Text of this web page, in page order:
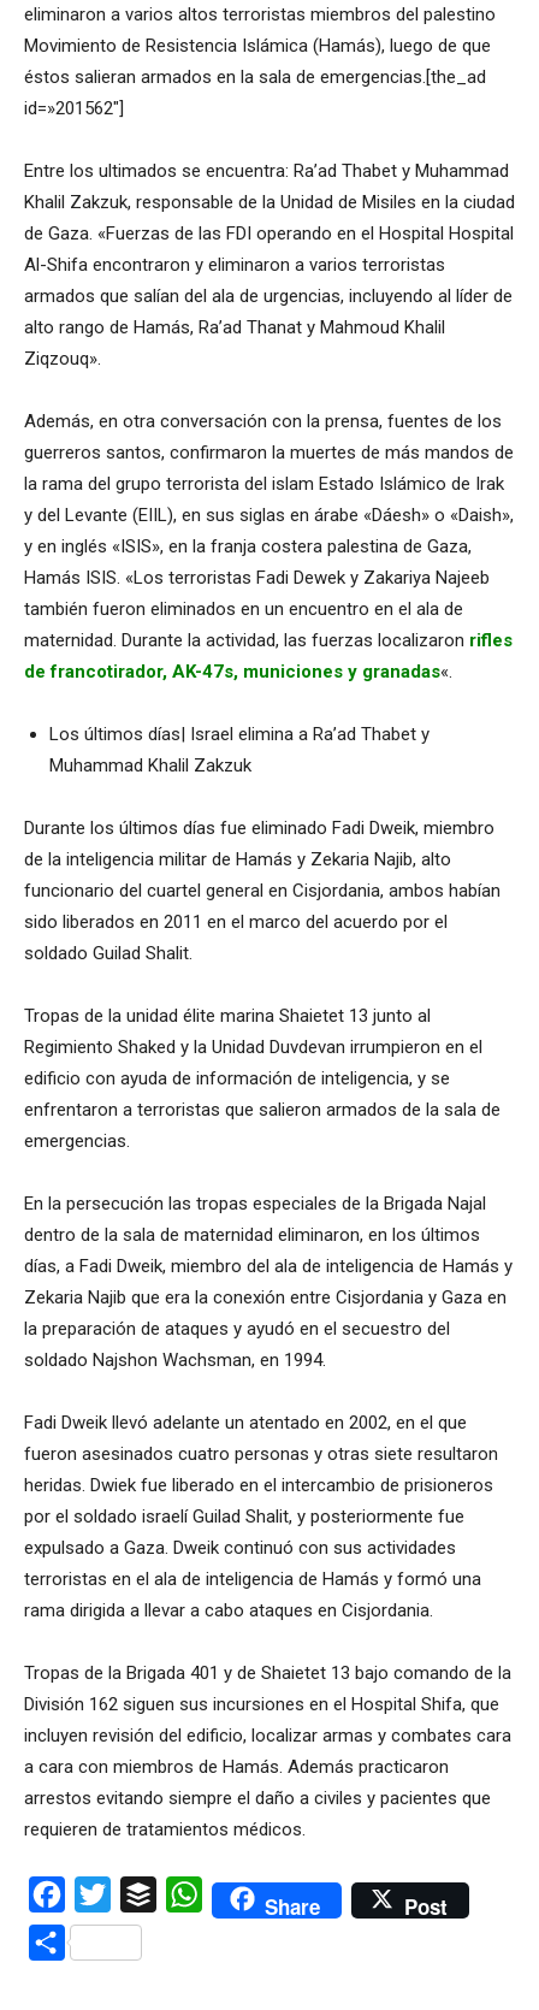
eliminaron a varios altos terroristas miembros del palestino
Movimiento de Resistencia Islámica (Hamás), luego de que
éstos salieran armados en la sala de emergencias.[the_ad
id=»201562″]
Entre los ultimados se encuentra: Ra’ad Thabet y Muhammad
Khalil Zakzuk, responsable de la Unidad de Misiles en la ciudad
de Gaza. «Fuerzas de las FDI operando en el Hospital Hospital
Al-Shifa encontraron y eliminaron a varios terroristas
armados que salían del ala de urgencias, incluyendo al líder de
alto rango de Hamás, Ra’ad Thanat y Mahmoud Khalil
Ziqzouq».
Además, en otra conversación con la prensa, fuentes de los
guerreros santos, confirmaron la muertes de más mandos de
la rama del grupo terrorista del islam Estado Islámico de Irak
y del Levante (EIIL), en sus siglas en árabe «Dáesh» o «Daish»,
y en inglés «ISIS», en la franja costera palestina de Gaza,
Hamás ISIS. «Los terroristas Fadi Dewek y Zakariya Najeeb
también fueron eliminados en un encuentro en el ala de
maternidad. Durante la actividad, las fuerzas localizaron rifles
de francotirador, AK-47s, municiones y granadas«.
Los últimos días| Israel elimina a Ra’ad Thabet y
Muhammad Khalil Zakzuk
Durante los últimos días fue eliminado Fadi Dweik, miembro
de la inteligencia militar de Hamás y Zekaria Najib, alto
funcionario del cuartel general en Cisjordania, ambos habían
sido liberados en 2011 en el marco del acuerdo por el
soldado Guilad Shalit.
Tropas de la unidad élite marina Shaietet 13 junto al
Regimiento Shaked y la Unidad Duvdevan irrumpieron en el
edificio con ayuda de información de inteligencia, y se
enfrentaron a terroristas que salieron armados de la sala de
emergencias.
En la persecución las tropas especiales de la Brigada Najal
dentro de la sala de maternidad eliminaron, en los últimos
días, a Fadi Dweik, miembro del ala de inteligencia de Hamás y
Zekaria Najib que era la conexión entre Cisjordania y Gaza en
la preparación de ataques y ayudó en el secuestro del
soldado Najshon Wachsman, en 1994.
Fadi Dweik llevó adelante un atentado en 2002, en el que
fueron asesinados cuatro personas y otras siete resultaron
heridas. Dwiek fue liberado en el intercambio de prisioneros
por el soldado israelí Guilad Shalit, y posteriormente fue
expulsado a Gaza. Dweik continuó con sus actividades
terroristas en el ala de inteligencia de Hamás y formó una
rama dirigida a llevar a cabo ataques en Cisjordania.
Tropas de la Brigada 401 y de Shaietet 13 bajo comando de la
División 162 siguen sus incursiones en el Hospital Shifa, que
incluyen revisión del edificio, localizar armas y combates cara
a cara con miembros de Hamás. Además practicaron
arrestos evitando siempre el daño a civiles y pacientes que
requieren de tratamientos médicos.
Facebook
Twitter Buffer WhatsAppShare Post
Compartir